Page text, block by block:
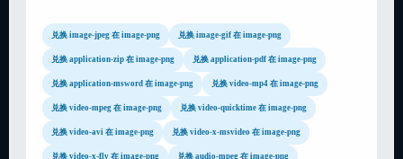
兑换 image-jpeg 在 image-png 兑换 image-gif 在 image-png
兑换 application-zip 在 image-png 兑换 application-pdf 在 image-png
兑换 application-msword 在 image-png 兑换 video-mp4 在 image-png
兑换 video-mpeg 在 image-png 兑换 video-quicktime 在 image-png
兑换 video-avi 在 image-png 兑换 video-x-msvideo 在 image-png
兑换 video-x-flv 在 image-png 兑换 audio-mpeg 在 image-png